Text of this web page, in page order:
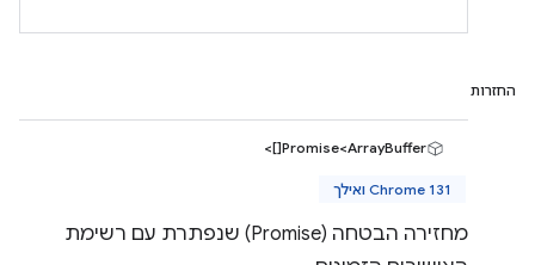
החזרות
Promise<ArrayBuffer[]>
Chrome 131 ואילך
מחזירה הבטחה (Promise) שנפתרת עם רשימת